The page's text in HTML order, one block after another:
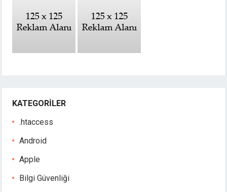
KATEGORILER
.htaccess
Android
Apple
Bilgi Güvenliği